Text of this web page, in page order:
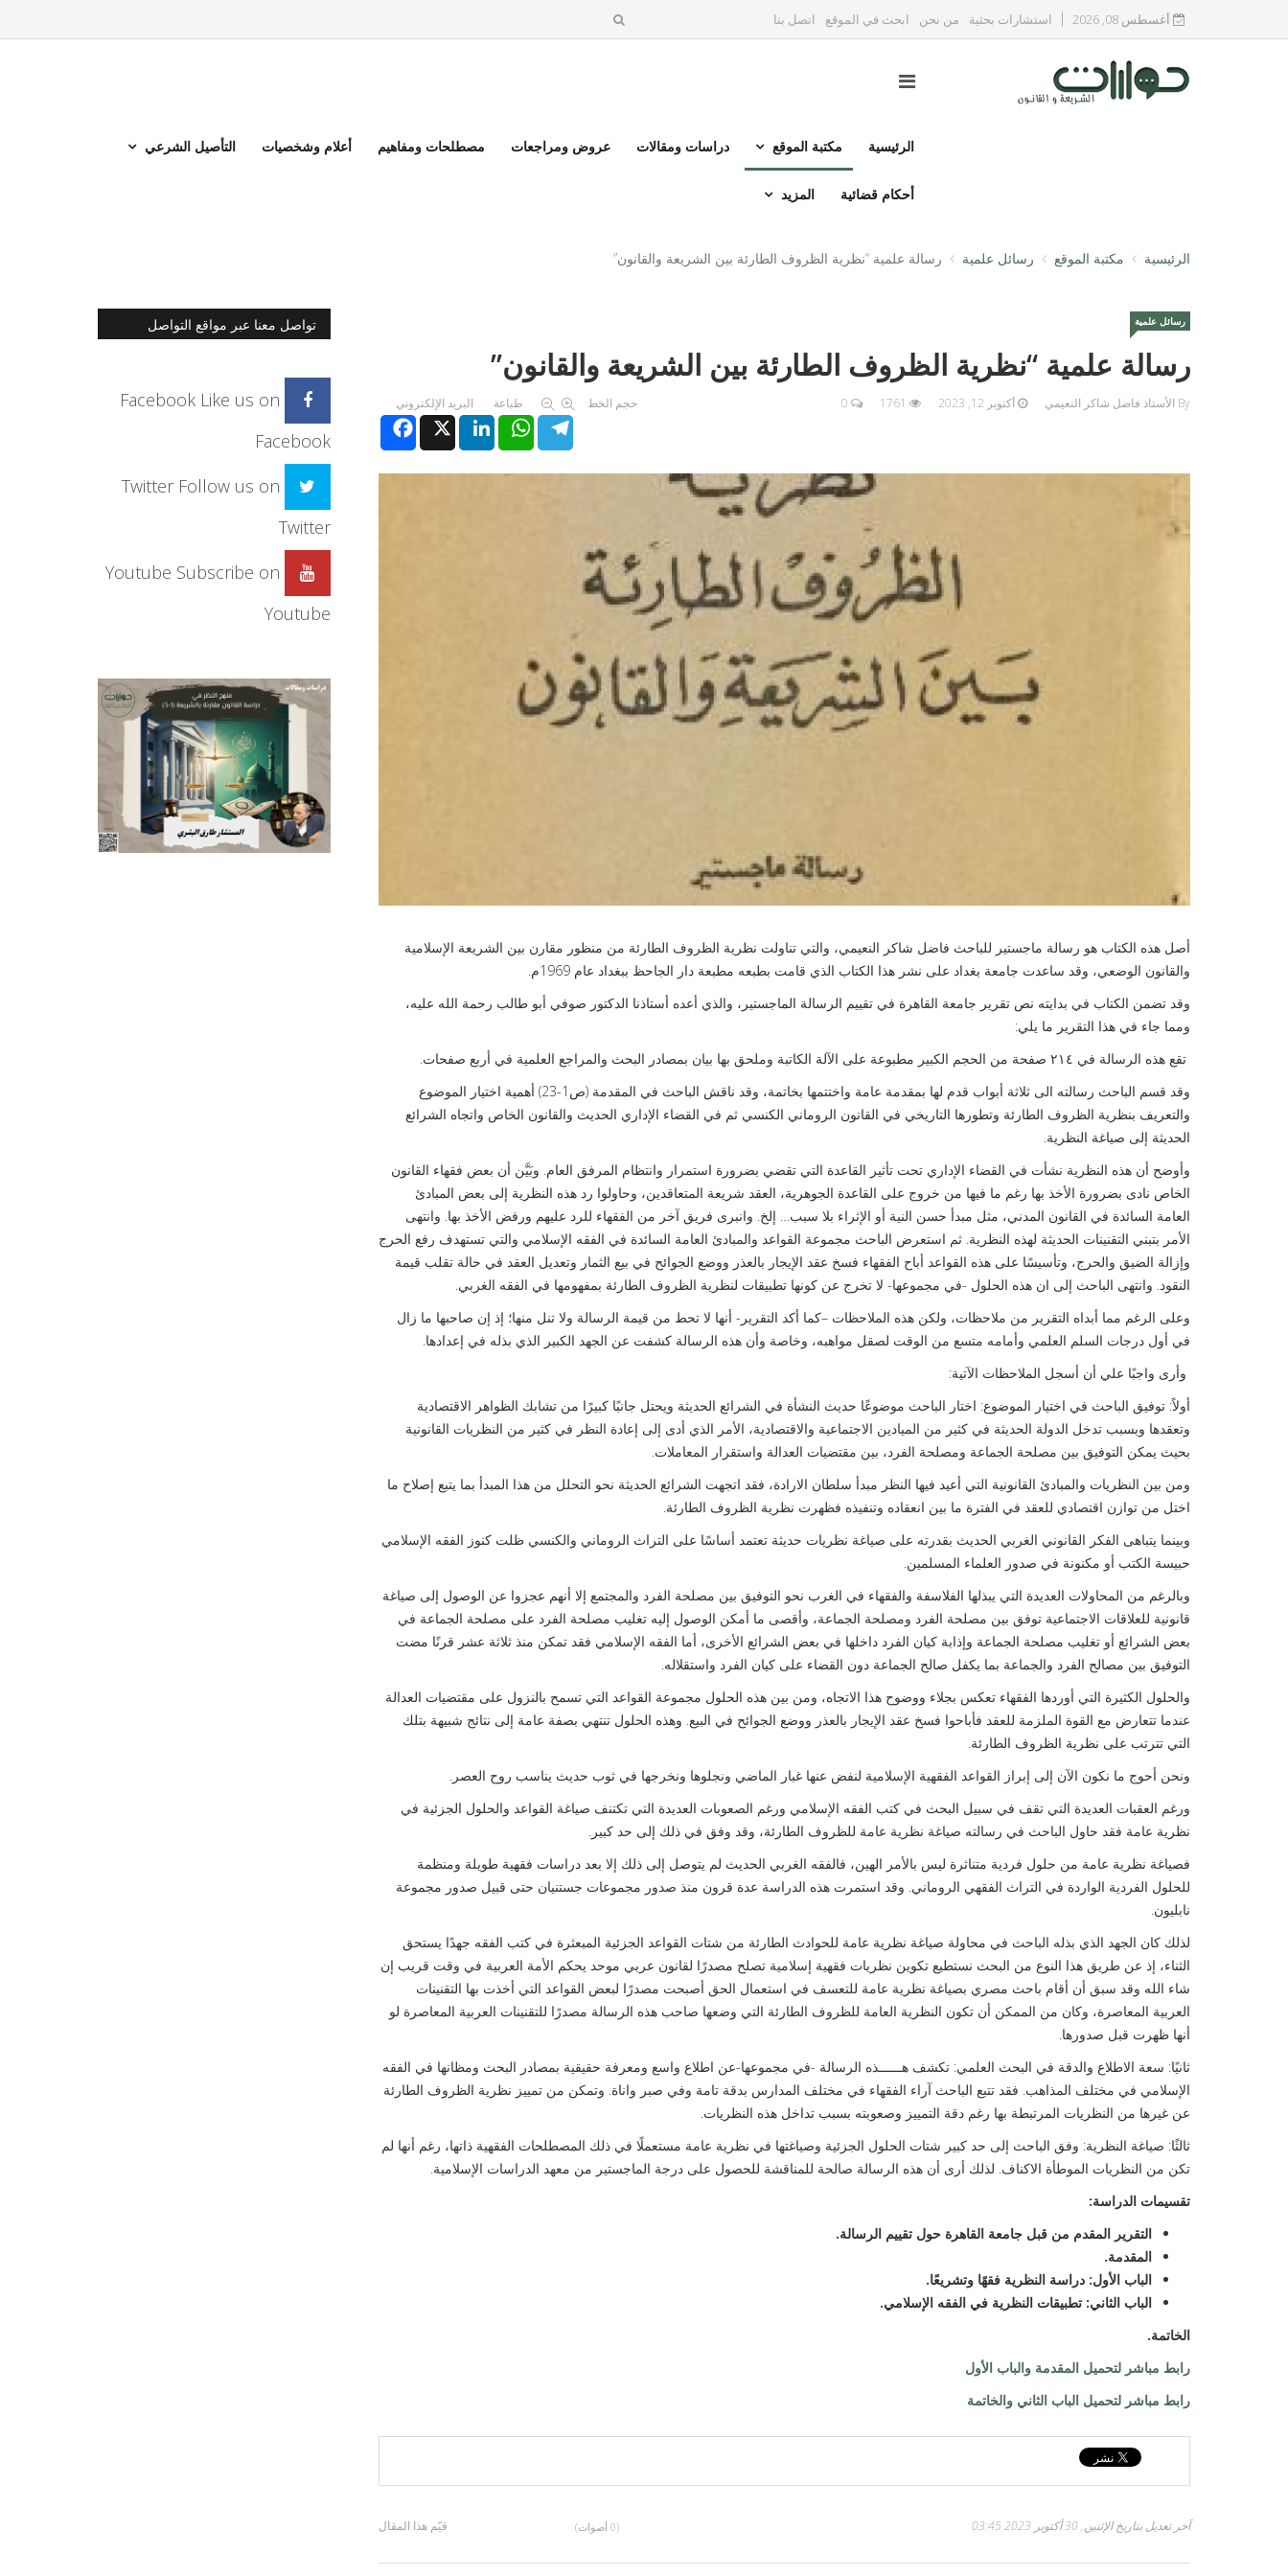
أغسطس 08, 2026 استشارات بحثية من نحن ابحث في الموقع اتصل بنا
الرئيسية مكتبة الموقع دراسات ومقالات عروض ومراجعات مصطلحات ومفاهيم أعلام وشخصيات التأصيل الشرعي
أحكام قضائية المزيد
الرئيسية مكتبة الموقع رسائل علمية رسالة علمية “نظرية الظروف الطارئة بين الشريعة والقانون”
رسائل علمية
رسالة علمية “نظرية الظروف الطارئة بين الشريعة والقانون”
By الأستاذ فاضل شاكر النعيمي أكتوبر 12, 2023 0 حجم الخط طباعة
البريد الإلكتروني
Facebook
X
LinkedInWhatsAppTelegram
أصل هذه الكتاب هو رسالة ماجستير للباحث فاضل شاكر النعيمي، والتي تناولت نظرية الظروف الطارئة من منظور مقارن بين الشريعة الإسلامية
والقانون الوضعي، وقد ساعدت جامعة بغداد على نشر هذا الكتاب الذي قامت بطبعه مطبعة دار الجاحظ ببغداد عام 1969م.
وقد تضمن الكتاب في بدايته نص تقرير جامعة القاهرة في تقييم الرسالة الماجستير، والذي أعده أستاذنا الدكتور صوفي أبو طالب رحمة الله عليه،
ومما جاء في هذا التقرير ما يلي:
تقع هذه الرسالة في ٢١٤ صفحة من الحجم الكبير مطبوعة على الآلة الكاتبة وملحق بها بيان بمصادر البحث والمراجع العلمية في أربع صفحات.
وقد قسم الباحث رسالته الى ثلاثة أبواب قدم لها بمقدمة عامة واختتمها بخاتمة، وقد ناقش الباحث في المقدمة (ص1-23) أهمية اختيار الموضوع
والتعريف بنظرية الظروف الطارئة وتطورها التاريخي في القانون الروماني الكنسي ثم في القضاء الإداري الحديث والقانون الخاص واتجاه الشرائع
الحديثة إلى صياغة النظرية.
وأوضح أن هذه النظرية نشأت في القضاء الإداري تحت تأثير القاعدة التي تقضي بضرورة استمرار وانتظام المرفق العام. وبَيَّن أن بعض فقهاء القانون
الخاص نادى بضرورة الأخذ بها رغم ما فيها من خروج على القاعدة الجوهرية، العقد شريعة المتعاقدين، وحاولوا رد هذه النظرية إلى بعض المبادئ
العامة السائدة في القانون المدني، مثل مبدأ حسن النية أو الإثراء بلا سبب… إلخ. وانبرى فريق آخر من الفقهاء للرد عليهم ورفض الأخذ بها. وانتهى
الأمر بتبني التقنينات الحديثة لهذه النظرية. ثم استعرض الباحث مجموعة القواعد والمبادئ العامة السائدة في الفقه الإسلامي والتي تستهدف رفع الحرج
وإزالة الضيق والحرج، وتأسيسًا على هذه القواعد أباح الفقهاء فسخ عقد الإيجار بالعذر ووضع الجوائح في بيع الثمار وتعديل العقد في حالة تقلب قيمة
النقود. وانتهى الباحث إلى ان هذه الحلول -في مجموعها- لا تخرج عن كونها تطبيقات لنظرية الظروف الطارئة بمفهومها في الفقه الغربي.
وعلى الرغم مما أبداه التقرير من ملاحظات، ولكن هذه الملاحظات –كما أكد التقرير- أنها لا تحط من قيمة الرسالة ولا تنل منها؛ إذ إن صاحبها ما زال
في أول درجات السلم العلمي وأمامه متسع من الوقت لصقل مواهبه، وخاصة وأن هذه الرسالة كشفت عن الجهد الكبير الذي بذله في إعدادها.
وأرى واجبًا علي أن أسجل الملاحظات الآتية:
أولاً: توفيق الباحث في اختيار الموضوع: اختار الباحث موضوعًا حديث النشأة في الشرائع الحديثة ويحتل جانبًا كبيرًا من تشابك الظواهر الاقتصادية
وتعقدها وبسبب تدخل الدولة الحديثة في كثير من الميادين الاجتماعية والاقتصادية، الأمر الذي أدى إلى إعادة النظر في كثير من النظريات القانونية
بحيث يمكن التوفيق بين مصلحة الجماعة ومصلحة الفرد، بين مقتضيات العدالة واستقرار المعاملات.
ومن بين النظريات والمبادئ القانونية التي أعيد فيها النظر مبدأ سلطان الارادة، فقد اتجهت الشرائع الحديثة نحو التحلل من هذا المبدأ بما يتبع إصلاح ما
اختل من توازن اقتصادي للعقد في الفترة ما بين انعقاده وتنفيذه فظهرت نظرية الظروف الطارئة.
وبينما يتباهى الفكر القانوني الغربي الحديث بقدرته على صياغة نظريات حديثة تعتمد أساسًا على التراث الروماني والكنسي ظلت كنوز الفقه الإسلامي
حبيسة الكتب أو مكنونة في صدور العلماء المسلمين.
وبالرغم من المحاولات العديدة التي يبذلها الفلاسفة والفقهاء في الغرب نحو التوفيق بين مصلحة الفرد والمجتمع إلا أنهم عجزوا عن الوصول إلى صياغة
قانونية للعلاقات الاجتماعية توفق بين مصلحة الفرد ومصلحة الجماعة، وأقصى ما أمكن الوصول إليه تغليب مصلحة الفرد على مصلحة الجماعة في
بعض الشرائع أو تغليب مصلحة الجماعة وإذابة كيان الفرد داخلها في بعض الشرائع الأخرى، أما الفقه الإسلامي فقد تمكن منذ ثلاثة عشر قرنًا مضت
التوفيق بين مصالح الفرد والجماعة بما يكفل صالح الجماعة دون القضاء على كيان الفرد واستقلاله.
والحلول الكثيرة التي أوردها الفقهاء تعكس بجلاء ووضوح هذا الاتجاه، ومن بين هذه الحلول مجموعة القواعد التي تسمح بالنزول على مقتضيات العدالة
عندما تتعارض مع القوة الملزمة للعقد فأباحوا فسخ عقد الإيجار بالعذر ووضع الجوائح في البيع. وهذه الحلول تنتهي بصفة عامة إلى نتائج شبيهة بتلك
التي تترتب على نظرية الظروف الطارئة.
ونحن أحوج ما نكون الآن إلى إبراز القواعد الفقهية الإسلامية لنفض عنها غبار الماضي ونجلوها ونخرجها في ثوب حديث يناسب روح العصر.
ورغم العقبات العديدة التي تقف في سبيل البحث في كتب الفقه الإسلامي ورغم الصعوبات العديدة التي تكتنف صياغة القواعد والحلول الجزئية في
نظرية عامة فقد حاول الباحث في رسالته صياغة نظرية عامة للظروف الطارئة، وقد وفق في ذلك إلى حد كبير.
فصياغة نظرية عامة من حلول فردية متناثرة ليس بالأمر الهين، فالفقه الغربي الحديث لم يتوصل إلى ذلك إلا بعد دراسات فقهية طويلة ومنظمة
للحلول الفردية الواردة في التراث الفقهي الروماني. وقد استمرت هذه الدراسة عدة قرون منذ صدور مجموعات جستنيان حتى قبيل صدور مجموعة
نابليون.
لذلك كان الجهد الذي بذله الباحث في محاولة صياغة نظرية عامة للحوادث الطارئة من شتات القواعد الجزئية المبعثرة في كتب الفقه جهدًا يستحق
الثناء، إذ عن طريق هذا النوع من البحث نستطيع تكوين نظريات فقهية إسلامية تصلح مصدرًا لقانون عربي موحد يحكم الأمة العربية في وقت قريب إن
شاء الله وقد سبق أن أقام باحث مصري بصياغة نظرية عامة للتعسف في استعمال الحق أصبحت مصدرًا لبعض القواعد التي أخذت بها التقنينات
العربية المعاصرة، وكان من الممكن أن تكون النظرية العامة للظروف الطارئة التي وضعها صاحب هذه الرسالة مصدرًا للتقنينات العربية المعاصرة لو
أنها ظهرت قبل صدورها.
ثانيًا: سعة الاطلاع والدقة في البحث العلمي: تكشف هــــــذه الرسالة -في مجموعها-عن اطلاع واسع ومعرفة حقيقية بمصادر البحث ومظانها في الفقه
الإسلامي في مختلف المذاهب. فقد تتبع الباحث آراء الفقهاء في مختلف المدارس بدقة تامة وفي صبر واناة. وتمكن من تمييز نظرية الظروف الطارئة
عن غيرها من النظريات المرتبطة بها رغم دقة التمييز وصعوبته بسبب تداخل هذه النظريات.
ثالثًا: صياغة النظرية: وفق الباحث إلى حد كبير شتات الحلول الجزئية وصياغتها في نظرية عامة مستعملًا في ذلك المصطلحات الفقهية ذاتها، رغم أنها لم
تكن من النظريات الموطأة الاكناف. لذلك أرى أن هذه الرسالة صالحة للمناقشة للحصول على درجة الماجستير من معهد الدراسات الإسلامية.
تقسيمات الدراسة:
التقرير المقدم من قبل جامعة القاهرة حول تقييم الرسالة.
المقدمة.
الباب الأول: دراسة النظرية فقهًا وتشريعًا.
الباب الثاني: تطبيقات النظرية في الفقه الإسلامي.
الخاتمة.
رابط مباشر لتحميل المقدمة والباب الأول
رابط مباشر لتحميل الباب الثاني والخاتمة
قيّم هذا المقال (0 أصوات) آخر تعديل بتاريخ الإثنين, 30 أكتوبر 2023 03:45
تواصل معنا عبر مواقع التواصل
Facebook Like us on
Facebook
Twitter Follow us on
Twitter
Youtube Subscribe on
Youtube